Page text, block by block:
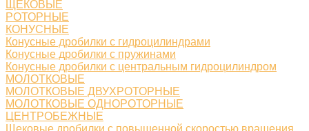
ЩЕКОВЫЕ
РОТОРНЫЕ
КОНУСНЫЕ
Конусные дробилки с гидроцилиндрами
Конусные дробилки с пружинами
Конусные дробилки с центральным гидроцилиндром
МОЛОТКОВЫЕ
МОЛОТКОВЫЕ ДВУХРОТОРНЫЕ
МОЛОТКОВЫЕ ОДНОРОТОРНЫЕ
ЦЕНТРОБЕЖНЫЕ
Щековые дробилки с повышенной скоростью вращения